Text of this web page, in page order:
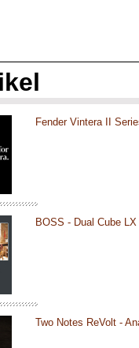
Fender Vintera II
BOSS - Dual Cube
Two Notes ReVolt -